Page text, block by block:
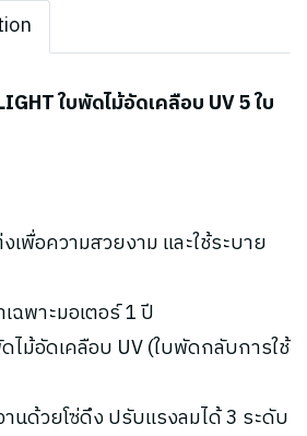
ใบพัดไม้อัดเคลือบ UV 5 ใบ
เพื่อความสวยงาม และใช้ระบาย
ฉพาะมอเตอร์ 1 ปี
ไม้อัดเคลือบ UV (ใบพัดกลับการใช้
นด้วยโซ่ดึง ปรับแรงลมได้ 3 ระดับ